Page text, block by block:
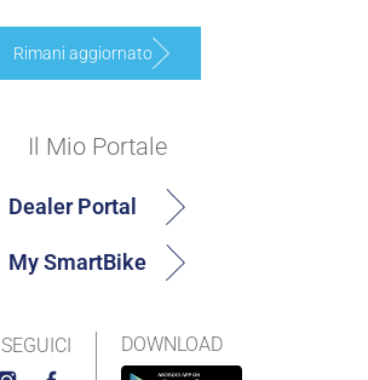
Rimani aggiornato
DOWNLOAD
Il Mio Portale
Dealer Portal
My SmartBike
SEGUICI